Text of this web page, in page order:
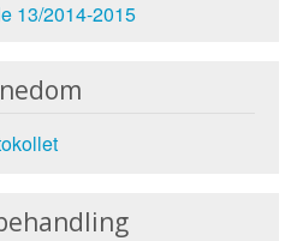
13/2014-2015